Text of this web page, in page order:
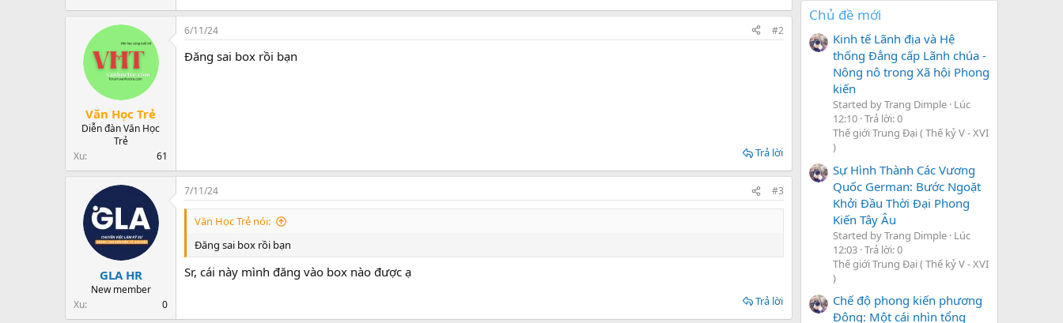
Văn Học Trẻ
Diễn đàn Văn Học
Trẻ
Xu
61
6/11/24 #2
Đăng sai box rồi bạn
Trả lời
GLA HR
New member
Xu
0
7/11/24 #3
Văn Học Trẻ nói:
Đăng sai box rồi bạn
Sr, cái này mình đăng vào box nào được ạ
Trả lời
Chủ đề mới
Kinh tế Lãnh địa và Hệ
thống Đẳng cấp Lãnh chúa -
Nông nô trong Xã hội Phong
kiến
Started by Trang Dimple Lúc
12:10 Trả lời: 0
Thế giới Trung Đại ( Thế kỷ V - XVI
)
Sự Hình Thành Các Vương
Quốc German: Bước Ngoặt
Khởi Đầu Thời Đại Phong
Kiến Tây Âu
Started by Trang Dimple Lúc
12:03 Trả lời: 0
Thế giới Trung Đại ( Thế kỷ V - XVI
)
Chế độ phong kiến phương
Đông: Một cái nhìn tổng